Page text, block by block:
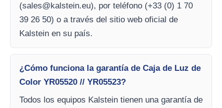
(sales@kalstein.eu), por teléfono (+33 (0) 1 70
39 26 50) o a través del sitio web oficial de
Kalstein en su país.
¿Cómo funciona la garantía de Caja de Luz de
Color YR05520 // YR05523?
Todos los equipos Kalstein tienen una garantía de